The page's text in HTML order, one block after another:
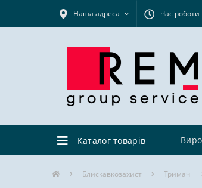
Наша адреса Час роботи
Каталог товарів
Блискавкозахист Тримачі